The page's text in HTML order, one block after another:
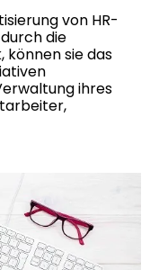
von HR-
die
können sie das
ihres